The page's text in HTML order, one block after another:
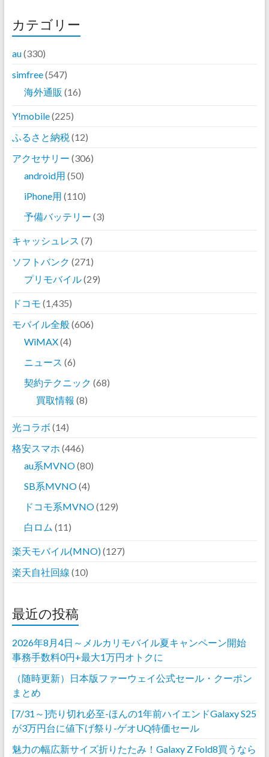
カテゴリー
au(330)
simfree(547)
海外通販 (16)
Y!mobile(225)
ふるさと納税(12)
アクセサリー (306)
android用 (50)
iPhone用 (110)
予備バッテリー (3)
キャッシュレス (7)
ソフトバンク (271)
プリモバイル(29)
ドコモ (1,435)
モバイル全般(606)
WiMAX(4)
ニュース (6)
契約テクニック (68)
買取情報 (8)
光コラボ (14)
格安スマホ (446)
au系MVNO(80)
SB系MVNO(4)
ドコモ系MVNO(129)
白ロム (11)
楽天モバイル(MNO)(127)
楽天自社回線 (10)
最近の投稿
2026年8月4日～メルカリモバイル夏キャンペーン開始
事務手数料0円+最大1万円オトクに
（随時更新）日本版ファーウェイ公式セール・クーポン
まとめ
[7/31～]売り切れ必至-ほんの1年前ハイエンドGalaxy S25
が3万円台に値下げ祭り-ゲオUQ特価セール
魅力の幅広新サイズ折りたたみ！Galaxy Z Fold8買うなら